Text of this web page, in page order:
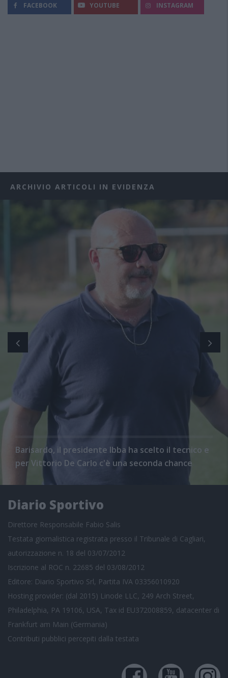
FACEBOOK YOUTUBE INSTAGRAM
ARCHIVIO ARTICOLI IN EVIDENZA
Barisardo, il presidente Ibba ha scelto il tecnico e
per Vittorio De Carlo c'è una seconda chance
Diario Sportivo
Direttore Responsabile Fabio Salis
Testata giornalistica registrata presso il Tribunale di Cagliari,
autorizzazione n. 18 del 03/07/2012
Iscrizione al ROC n. 22685 del 03/08/2012
Editore: Diario Sportivo Srl, Partita IVA 03356010920
Hosting provider: (dal 2015) Linode LLC, 249 Arch Street,
Philadelphia, PA 19106, USA, Tax id EU372008859, datacenter di
Frankfurt am Main (Germania)
Contributi pubblici percepiti dalla testata